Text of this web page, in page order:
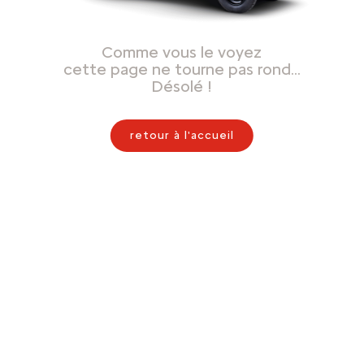
Comme vous le voyez
cette page ne tourne pas rond…
Désolé !
retour à l'accueil